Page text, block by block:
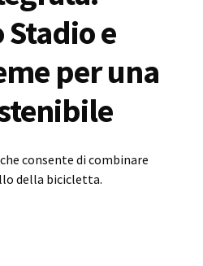
e
per una
consente di combinare
della bicicletta.